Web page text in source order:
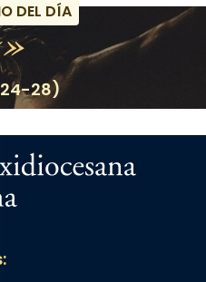
DEL DÍA
28)
Cristiana